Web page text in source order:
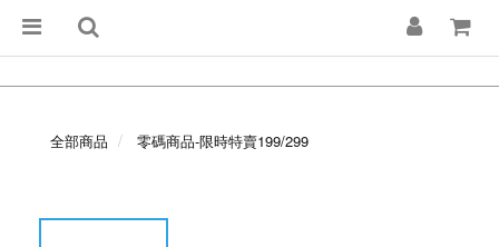
全部商品 零碼商品-限時特賣199/299